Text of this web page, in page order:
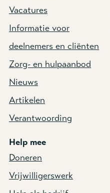
Vacatures
Informatie voor
deelnemers en cliënten
Zorg- en hulpaanbod
Nieuws
Artikelen
Verantwoording
Help mee
Doneren
Vrijwilligerswerk